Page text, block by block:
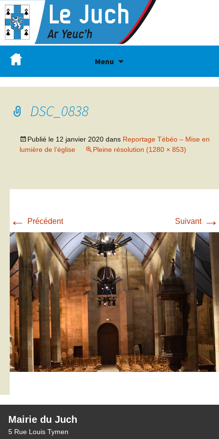
Menu
DSC_0838
Publié le 12 janvier 2020 dans Reportage Tébéo – Mise en
lumière de l’église
Pleine résolution (1280 × 853)
← Précédent Suivant →
Mairie du Juch
5 Rue Louis Tymen